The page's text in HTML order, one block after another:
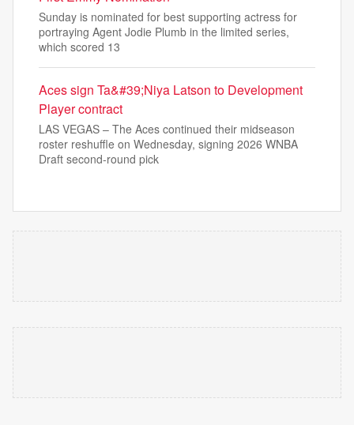
Sunday is nominated for best supporting actress for
portraying Agent Jodie Plumb in the limited series,
which scored 13
Aces sign Ta&#39;Niya Latson to Development
Player contract
LAS VEGAS – The Aces continued their midseason
roster reshuffle on Wednesday, signing 2026 WNBA
Draft second-round pick